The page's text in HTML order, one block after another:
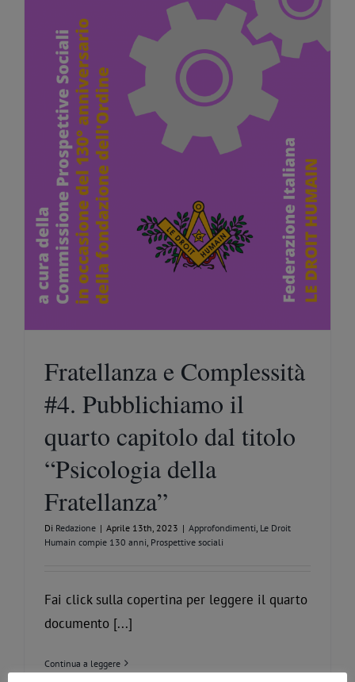
Fratellanza e Complessità
#4. Pubblichiamo il
quarto capitolo dal titolo
“Psicologia della
Fratellanza”
Di Redazione | Aprile 13th, 2023 | Approfondimenti Le Droit
Humain compie 130 anni Prospettive sociali
Fai click sulla copertina per leggere il quarto
documento [...]
Continua a leggere